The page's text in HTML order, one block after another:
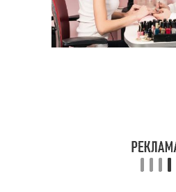
Лак без
затеков►покрытие